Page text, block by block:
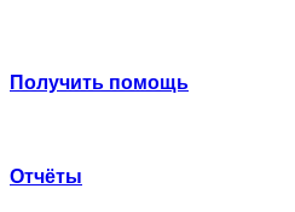
Получить помощь
Отчёты